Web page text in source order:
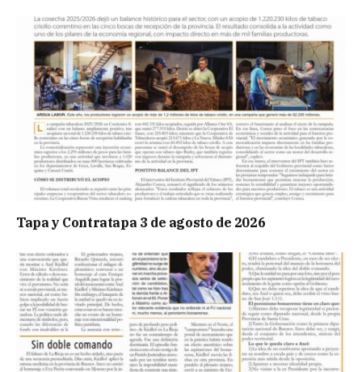
Tapa y Contratapa 3 de agosto de 2026